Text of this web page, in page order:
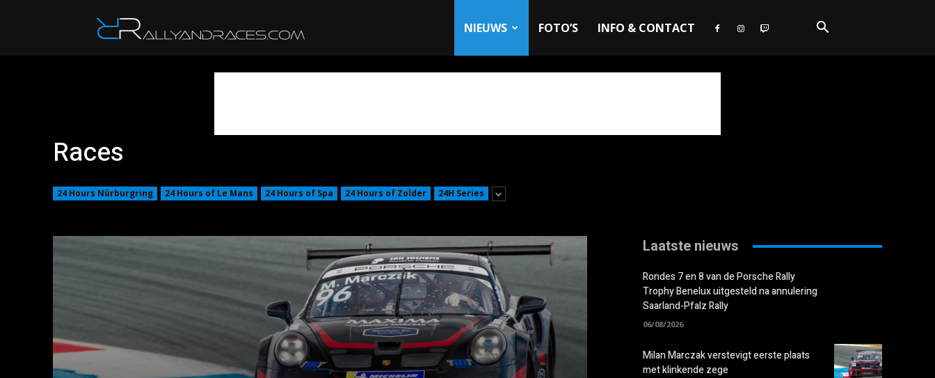
NIEUWS FOTO’S INFO & CONTACT
Races
24 Hours Nürburgring 24 Hours of Le Mans 24 Hours of Spa 24 Hours of Zolder 24H Series
Laatste nieuws
Rondes 7 en 8 van de Porsche Rally
Trophy Benelux uitgesteld na annulering
Saarland-Pfalz Rally
06/08/2026
Milan Marczak verstevigt eerste plaats
met klinkende zege